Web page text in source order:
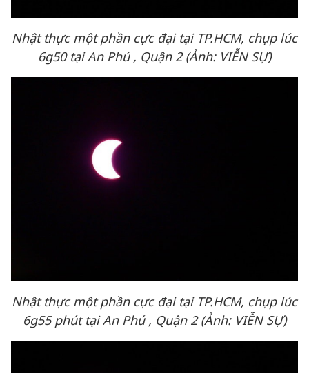
Nhật thực một phần cực đại tại TP.HCM, chụp lúc
6g50 tại An Phú , Quận 2 (Ảnh: VIỄN SỰ)
Nhật thực một phần cực đại tại TP.HCM, chụp lúc
6g55 phút tại An Phú , Quận 2 (Ảnh: VIỄN SỰ)